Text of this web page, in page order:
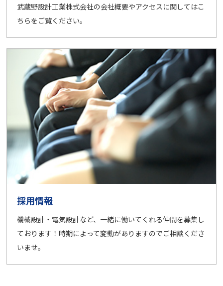
武蔵野設計工業株式会社の会社概要やアクセスに関してはこ
ちらをご覧ください。
採用情報
機械設計・電気設計など、一緒に働いてくれる仲間を募集し
ております！時期によって変動がありますのでご相談くださ
いませ。